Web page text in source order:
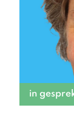
ben altijd
doen, die
dus in de
in